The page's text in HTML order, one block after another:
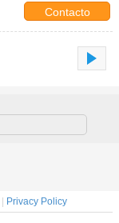
Contacto
Privacy Policy